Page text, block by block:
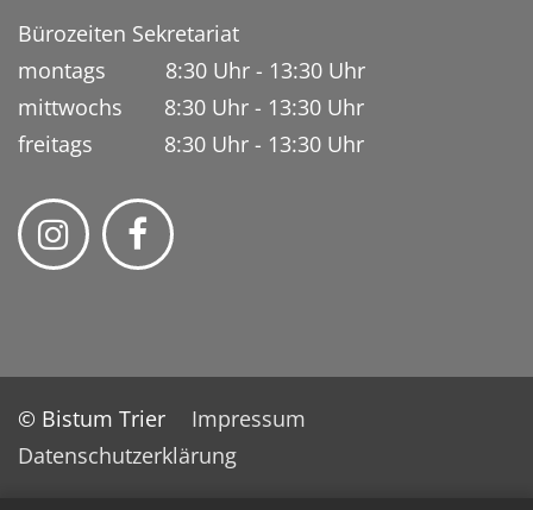
Bürozeiten Sekretariat
montags 8:30 Uhr - 13:30 Uhr
mittwochs 8:30 Uhr - 13:30 Uhr
freitags 8:30 Uhr - 13:30 Uhr
© Bistum Trier
Impressum
Datenschutzerklärung